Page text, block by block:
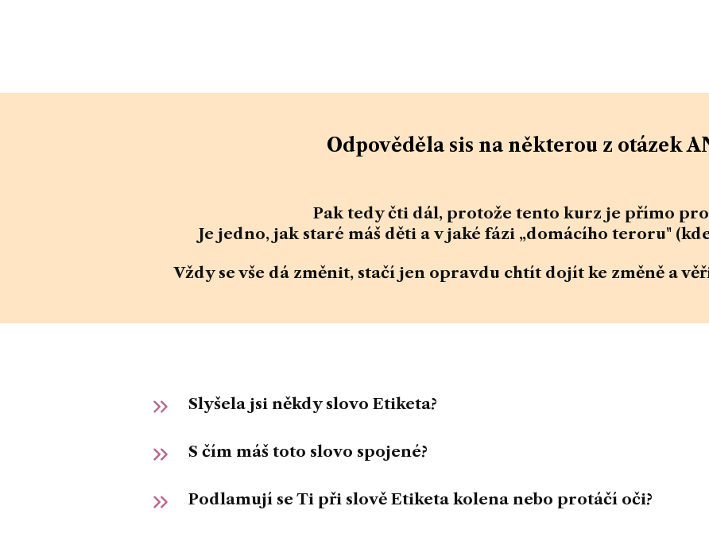
Odpověděla sis na některou z otázek
Pak tedy čti dál, protože tento kurz je přímo pro
Je jedno, jak staré máš děti a v jaké fázi „domácího teroru"
Vždy se vše dá změnit, stačí jen opravdu chtít dojít ke změně a
Slyšela jsi někdy slovo Etiketa?
S čím máš toto slovo spojené?
Podlamují se Ti při slově Etiketa kolena nebo protáčí oči?